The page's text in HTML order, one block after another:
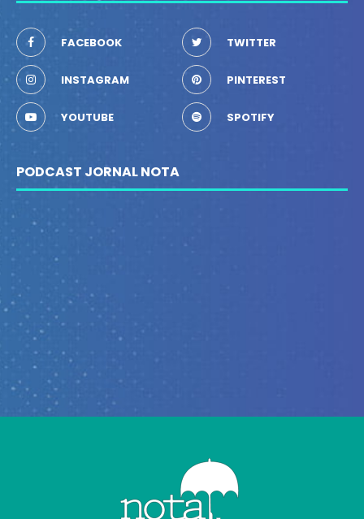
FACEBOOK TWITTER
INSTAGRAM PINTEREST
YOUTUBE SPOTIFY
PODCAST JORNAL NOTA